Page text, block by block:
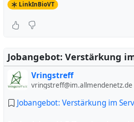
LinkInBioVT
Jobangebot: Verstärkung
Vringstreff
vringstreff@im.allmendenetz.de
Jobangebot: Verstärkung im